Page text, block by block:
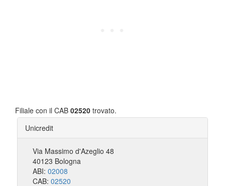
Filiale con il CAB 02520 trovato.
Unicredit
Via Massimo d'Azeglio 48
40123 Bologna
ABI: 02008
CAB: 02520